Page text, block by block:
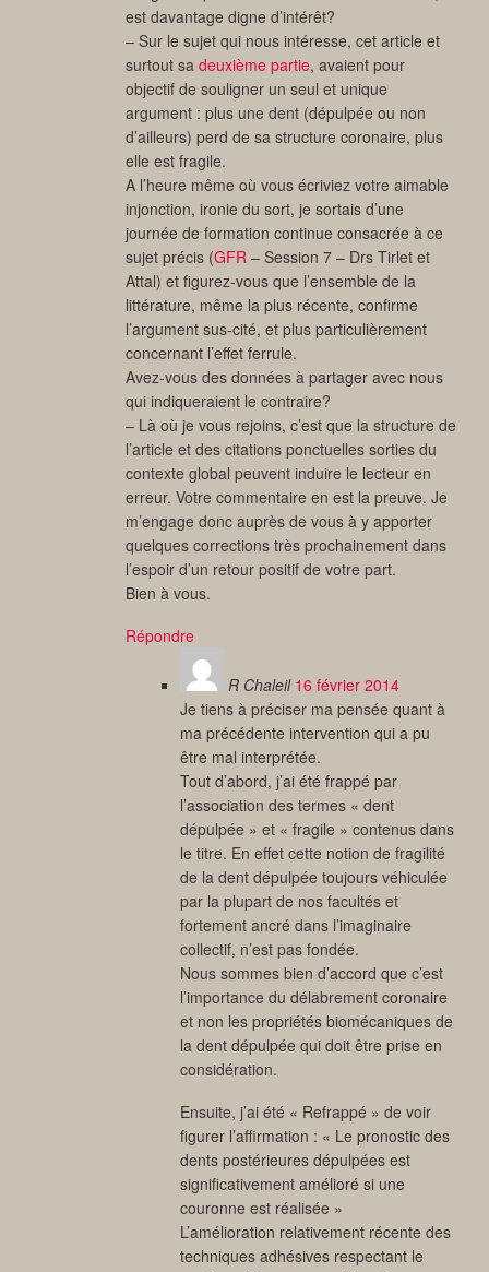
est davantage digne d’intérêt?
– Sur le sujet qui nous intéresse, cet article et
surtout sa deuxième partie, avaient pour
objectif de souligner un seul et unique
argument : plus une dent (dépulpée ou non
d’ailleurs) perd de sa structure coronaire, plus
elle est fragile.
A l’heure même où vous écriviez votre aimable
injonction, ironie du sort, je sortais d’une
journée de formation continue consacrée à ce
sujet précis (GFR – Session 7 – Drs Tirlet et
Attal) et figurez-vous que l’ensemble de la
littérature, même la plus récente, confirme
l’argument sus-cité, et plus particulièrement
concernant l’effet ferrule.
Avez-vous des données à partager avec nous
qui indiqueraient le contraire?
– Là où je vous rejoins, c’est que la structure de
l’article et des citations ponctuelles sorties du
contexte global peuvent induire le lecteur en
erreur. Votre commentaire en est la preuve. Je
m’engage donc auprès de vous à y apporter
quelques corrections très prochainement dans
l’espoir d’un retour positif de votre part.
Bien à vous.
Répondre
R Chaleil 16 février 2014
Je tiens à préciser ma pensée quant à
ma précédente intervention qui a pu
être mal interprétée.
Tout d’abord, j’ai été frappé par
l’association des termes « dent
dépulpée » et « fragile » contenus dans
le titre. En effet cette notion de fragilité
de la dent dépulpée toujours véhiculée
par la plupart de nos facultés et
fortement ancré dans l’imaginaire
collectif, n’est pas fondée.
Nous sommes bien d’accord que c’est
l’importance du délabrement coronaire
et non les propriétés biomécaniques de
la dent dépulpée qui doit être prise en
considération.
Ensuite, j’ai été « Refrappé » de voir
figurer l’affirmation : « Le pronostic des
dents postérieures dépulpées est
significativement amélioré si une
couronne est réalisée »
L’amélioration relativement récente des
techniques adhésives respectant le